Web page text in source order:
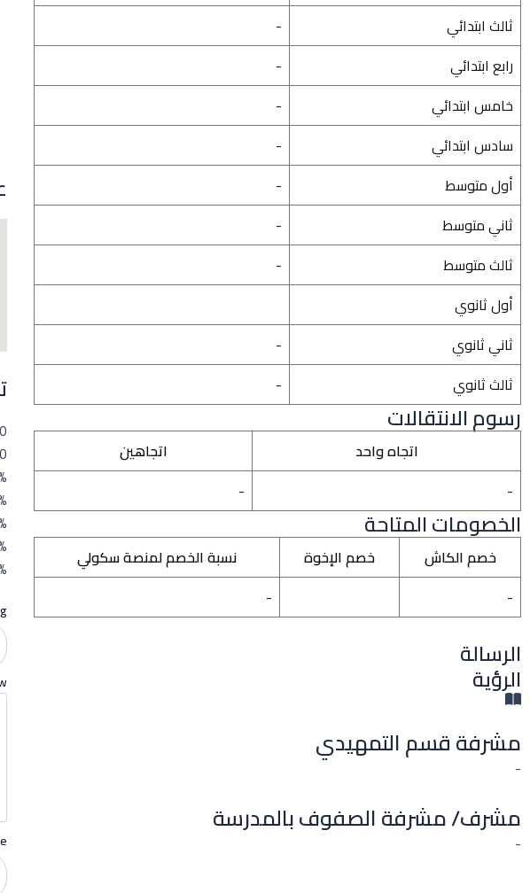
ثالث ابتدائي
-
رابع ابتدائي
-
خامس ابتدائي
-
سادس ابتدائي
-
أول متوسط
-
ثاني متوسط
-
ثالث متوسط
-
أول ثانوي
ثاني ثانوي
-
ثالث ثانوي
-
رسوم الانتقالات
اتجاه واحد
اتجاهين
-
-
الخصومات المتاحة
خصم الكاش خصم الإخوة
نسبة الخصم لمنصة سكولي
-
-
الرسالة
الرؤية
مشرفة قسم التمهيدي
-
مشرف/ مشرفة الصفوف بالمدرسة
-